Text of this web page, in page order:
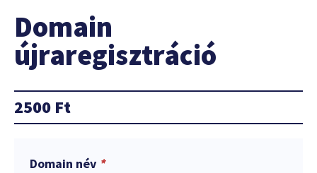
Domain
újraregisztráció
2500 Ft
Domain név *